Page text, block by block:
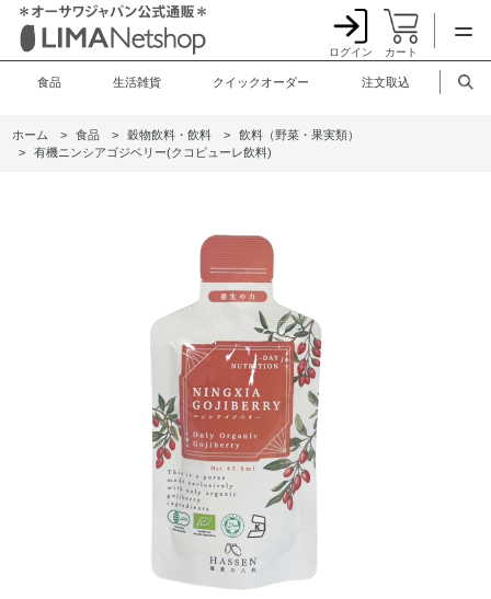
ログイン カート
食品 生活雑貨 クイックオーダー 注文取込
ホーム > 食品 > 穀物飲料・飲料 >
飲料（野菜・果実類）
>
有機ニンシアゴジベリー(クコピューレ飲料)